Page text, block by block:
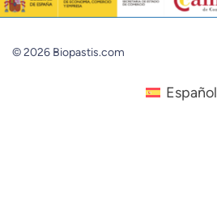
© 2026 Biopastis.com
Español